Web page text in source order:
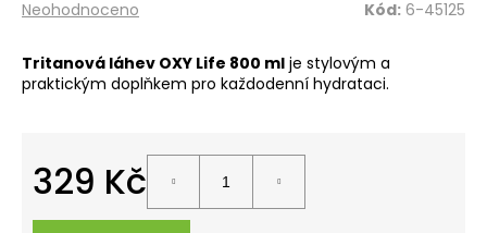
Průměrné
je
0,0
Neohodnoceno Kód: 6-45125
Tritanová láhev OXY Life 800 ml je stylovým a
praktickým doplňkem pro každodenní hydrataci.
329 Kč
D
o
u
č